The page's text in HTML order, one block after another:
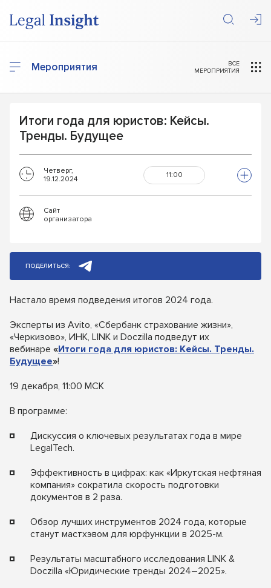
Мероприятия
ВСЕ
МЕРОПРИЯТИЯ
Итоги года для юристов: Кейсы.
Тренды. Будущее
Четверг,
19.12.2024
11:00
Сайт
организатора
ПОДЕЛИТЬСЯ:
Настало время подведения итогов 2024 года.
Эксперты из Avito, «Сбербанк страхование жизни»,
«Черкизово», ИНК, LINK и Doczilla подведут их
вебинаре «Итоги года для юристов: Кейсы. Тренды.
Будущее»!
19 декабря, 11:00 МСК
В программе:
Дискуссия о ключевых результатах года в мире
LegalTech.
Эффективность в цифрах: как «Иркутская нефтяная
компания» сократила скорость подготовки
документов в 2 раза.
Обзор лучших инструментов 2024 года, которые
станут мастхэвом для юрфункции в 2025-м.
Результаты масштабного исследования LINK &
Doczilla «Юридические тренды 2024–2025».